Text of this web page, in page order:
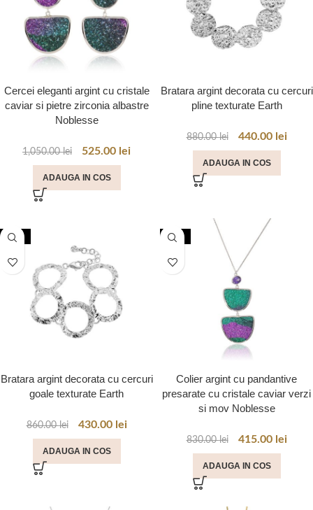
Cercei eleganti argint cu cristale
caviar si pietre zirconia albastre
Noblesse
1,050.00lei 525.00 lei
ADAUGA IN COS
Bratara argint decorata cu cercuri
pline texturate Earth
880.00lei 440.00 lei
ADAUGA IN COS
-50%
Bratara argint decorata cu cercuri
goale texturate Earth
860.00lei 430.00 lei
ADAUGA IN COS
-50%
Colier argint cu pandantive
presarate cu cristale caviar verzi
si mov Noblesse
830.00lei 415.00 lei
ADAUGA IN COS